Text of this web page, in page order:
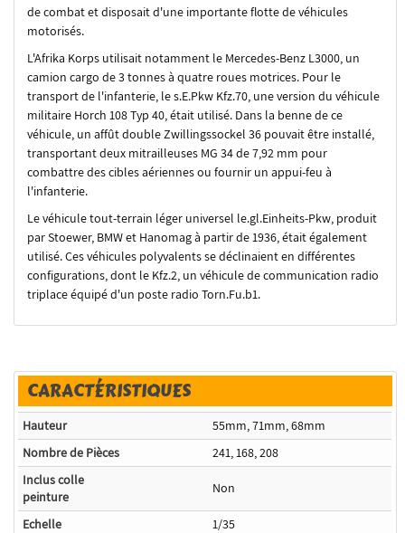
de combat et disposait d'une importante flotte de véhicules
motorisés.
L'Afrika Korps utilisait notamment le Mercedes-Benz L3000, un
camion cargo de 3 tonnes à quatre roues motrices. Pour le
transport de l'infanterie, le s.E.Pkw Kfz.70, une version du véhicule
militaire Horch 108 Typ 40, était utilisé. Dans la benne de ce
véhicule, un affût double Zwillingssockel 36 pouvait être installé,
transportant deux mitrailleuses MG 34 de 7,92 mm pour
combattre des cibles aériennes ou fournir un appui-feu à
l'infanterie.
Le véhicule tout-terrain léger universel le.gl.Einheits-Pkw, produit
par Stoewer, BMW et Hanomag à partir de 1936, était également
utilisé. Ces véhicules polyvalents se déclinaient en différentes
configurations, dont le Kfz.2, un véhicule de communication radio
triplace équipé d'un poste radio Torn.Fu.b1.
CARACTÉRISTIQUES
Hauteur
55mm, 71mm, 68mm
Nombre de Pièces
241, 168, 208
Inclus colle
peinture
Non
Echelle
1/35